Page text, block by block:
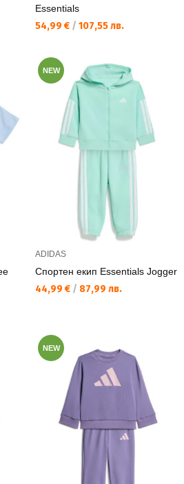
Essentials
Текуща цена:
54,99 € / 107,55 лв.
NEW
ADIDAS
Спортен екип Essentials Jogger
Текуща цена:
44,99 € / 87,99 лв.
NEW